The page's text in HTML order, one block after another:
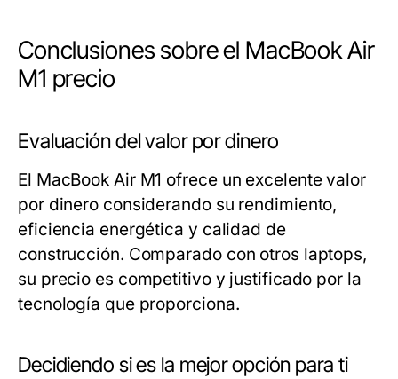
Conclusiones sobre el MacBook Air
M1 precio
Evaluación del valor por dinero
El MacBook Air M1 ofrece un excelente valor
por dinero considerando su rendimiento,
eficiencia energética y calidad de
construcción. Comparado con otros laptops,
su precio es competitivo y justificado por la
tecnología que proporciona.
Decidiendo si es la mejor opción para ti